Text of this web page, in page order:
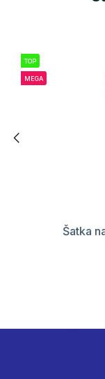
TOP
MEGA
Šatka